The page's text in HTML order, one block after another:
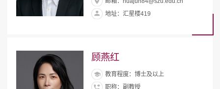
地址：汇星楼419
顾燕红
教育程度：博士及以上
职称：副教授